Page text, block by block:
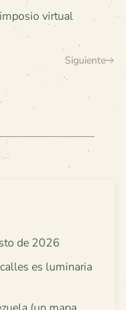
virtual
Siguiente
de 2026
es luminaria